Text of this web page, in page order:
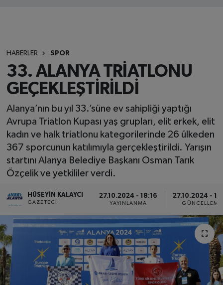
HABERLER SPOR
33. ALANYA TRİATLONU
GEÇEKLEŞTİRİLDİ
Alanya’nın bu yıl 33.’süne ev sahipliği yaptığı
Avrupa Triatlon Kupası yaş grupları, elit erkek, elit
kadın ve halk triatlonu kategorilerinde 26 ülkeden
367 sporcunun katılımıyla gerçekleştirildi. Yarışın
startını Alanya Belediye Başkanı Osman Tarık
Özçelik ve yetkililer verdi.
HÜSEYIN KALAYCI
GAZETECI
27.10.2024 - 18:16
YAYINLANMA
27.10.2024 -
GÜNCELLEME